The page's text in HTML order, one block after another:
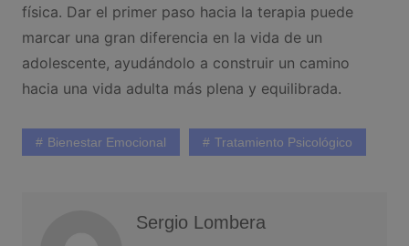
física. Dar el primer paso hacia la terapia puede
marcar una gran diferencia en la vida de un
adolescente, ayudándolo a construir un camino
hacia una vida adulta más plena y equilibrada.
Bienestar Emocional Tratamiento Psicológico
Sergio Lombera